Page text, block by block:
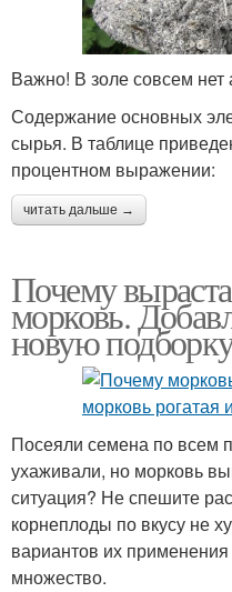
Важно! В золе совсем нет
Содержание основных
сырья. В таблице
процентном выражении:
читать дальше →
Почему
морковь.
новую
Посеяли семена по всем
ухаживали, но морковь
ситуация? Не спешите
корнеплоды по вкусу не
вариантов их
множество.